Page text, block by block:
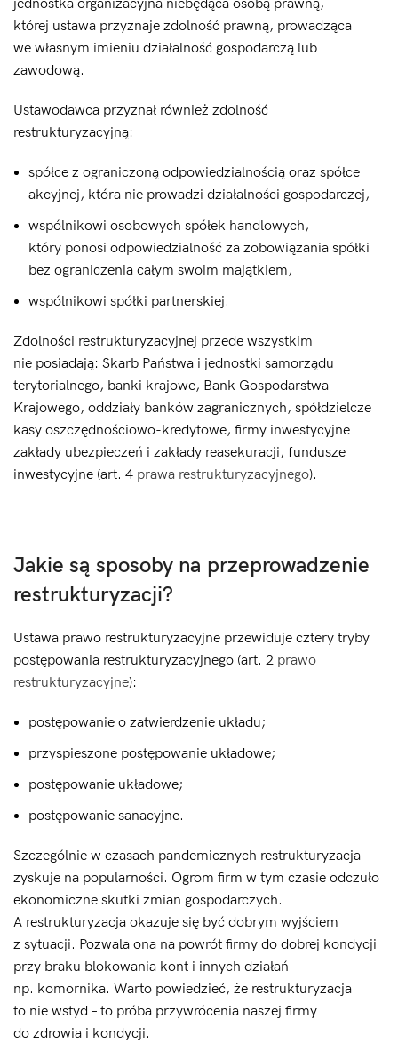
jednostka organizacyjna niebędąca osobą prawną,
której ustawa przyznaje zdolność prawną, prowadząca
we własnym imieniu działalność gospodarczą lub
zawodową.
Ustawodawca przyznał również zdolność
restrukturyzacyjną:
spółce z ograniczoną odpowiedzialnością oraz spółce
akcyjnej, która nie prowadzi działalności gospodarczej,
wspólnikowi osobowych spółek handlowych,
który ponosi odpowiedzialność za zobowiązania spółki
bez ograniczenia całym swoim majątkiem,
wspólnikowi spółki partnerskiej.
Zdolności restrukturyzacyjnej przede wszystkim
nie posiadają: Skarb Państwa i jednostki samorządu
terytorialnego, banki krajowe, Bank Gospodarstwa
Krajowego, oddziały banków zagranicznych, spółdzielcze
kasy oszczędnościowo-kredytowe, firmy inwestycyjne
zakłady ubezpieczeń i zakłady reasekuracji, fundusze
inwestycyjne (art. 4 prawa restrukturyzacyjnego).
Jakie są sposoby na przeprowadzenie
restrukturyzacji?
Ustawa prawo restrukturyzacyjne przewiduje cztery tryby
postępowania restrukturyzacyjnego (art. 2 prawo
restrukturyzacyjne):
postępowanie o zatwierdzenie układu;
przyspieszone postępowanie układowe;
postępowanie układowe;
postępowanie sanacyjne.
Szczególnie w czasach pandemicznych restrukturyzacja
zyskuje na popularności. Ogrom firm w tym czasie odczuło
ekonomiczne skutki zmian gospodarczych.
A restrukturyzacja okazuje się być dobrym wyjściem
z sytuacji. Pozwala ona na powrót firmy do dobrej kondycji
przy braku blokowania kont i innych działań
np. komornika. Warto powiedzieć, że restrukturyzacja
to nie wstyd – to próba przywrócenia naszej firmy
do zdrowia i kondycji.